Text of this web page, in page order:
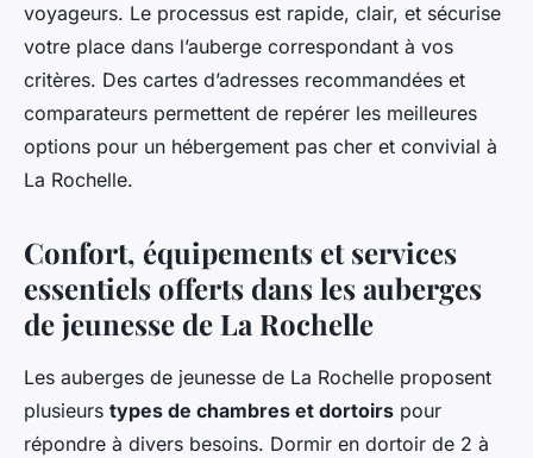
voyageurs. Le processus est rapide, clair, et sécurise
votre place dans l’auberge correspondant à vos
critères. Des cartes d’adresses recommandées et
comparateurs permettent de repérer les meilleures
options pour un hébergement pas cher et convivial à
La Rochelle.
Confort, équipements et services
essentiels offerts dans les auberges
de jeunesse de La Rochelle
Les auberges de jeunesse de La Rochelle proposent
plusieurs types de chambres et dortoirs pour
répondre à divers besoins. Dormir en dortoir de 2 à